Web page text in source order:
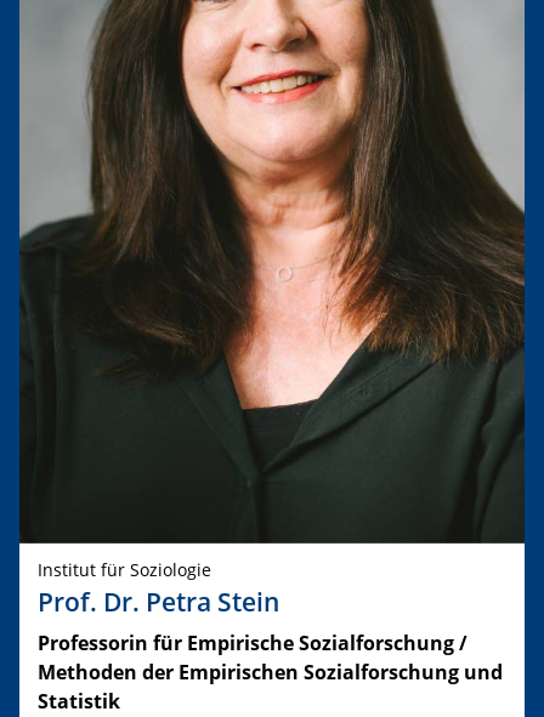
Institut für Soziologie
Prof. Dr. Petra Stein
​Professorin für Empirische Sozialforschung /
Methoden der Empirischen Sozialforschung und
Statistik